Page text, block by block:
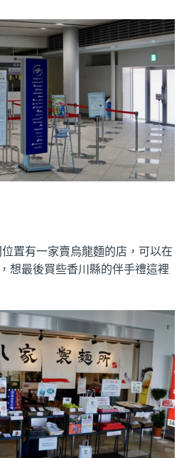
置有一家賣烏龍麵的店，可以在
想最後買些香川縣的伴手禮這裡